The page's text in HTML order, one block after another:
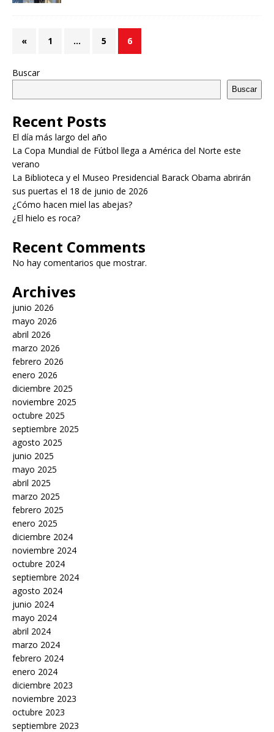
« 1 … 5 6
Buscar
Buscar
Recent Posts
El día más largo del año
La Copa Mundial de Fútbol llega a América del Norte este
verano
La Biblioteca y el Museo Presidencial Barack Obama abrirán
sus puertas el 18 de junio de 2026
¿Cómo hacen miel las abejas?
¿El hielo es roca?
Recent Comments
No hay comentarios que mostrar.
Archives
junio 2026
mayo 2026
abril 2026
marzo 2026
febrero 2026
enero 2026
diciembre 2025
noviembre 2025
octubre 2025
septiembre 2025
agosto 2025
junio 2025
mayo 2025
abril 2025
marzo 2025
febrero 2025
enero 2025
diciembre 2024
noviembre 2024
octubre 2024
septiembre 2024
agosto 2024
junio 2024
mayo 2024
abril 2024
marzo 2024
febrero 2024
enero 2024
diciembre 2023
noviembre 2023
octubre 2023
septiembre 2023